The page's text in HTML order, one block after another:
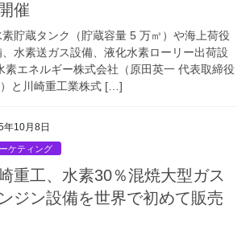
催
貯蔵タンク（貯蔵容量 5 万㎥）や海上荷役
水素送ガス設備、液化水素ローリー出荷設
エネルギー株式会社（原田英一 代表取締役
と川崎重工業株式 […]
年10月8日
ケティング
重工、水素30％混焼大型ガス
ジン設備を世界で初めて販売